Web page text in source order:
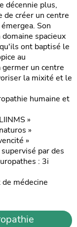
décennie plus,
de créer un centre
Son
spacieux
ont baptisé le
au
un centre
la mixité et le
humaine et
»
»
»
par des
: 3i
médecine